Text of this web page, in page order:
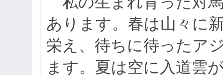
あります。春は山々に
栄え、待ちに待ったア
ます。夏は空に入道雲